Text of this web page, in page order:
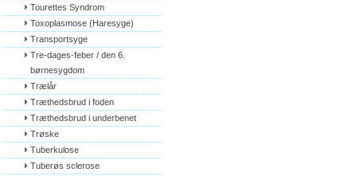
Tourettes Syndrom
Toxoplasmose (Haresyge)
Transportsyge
Tre-dages-feber / den 6.
børnesygdom
Trælår
Træthedsbrud i foden
Træthedsbrud i underbenet
Trøske
Tuberkulose
Tuberøs sclerose